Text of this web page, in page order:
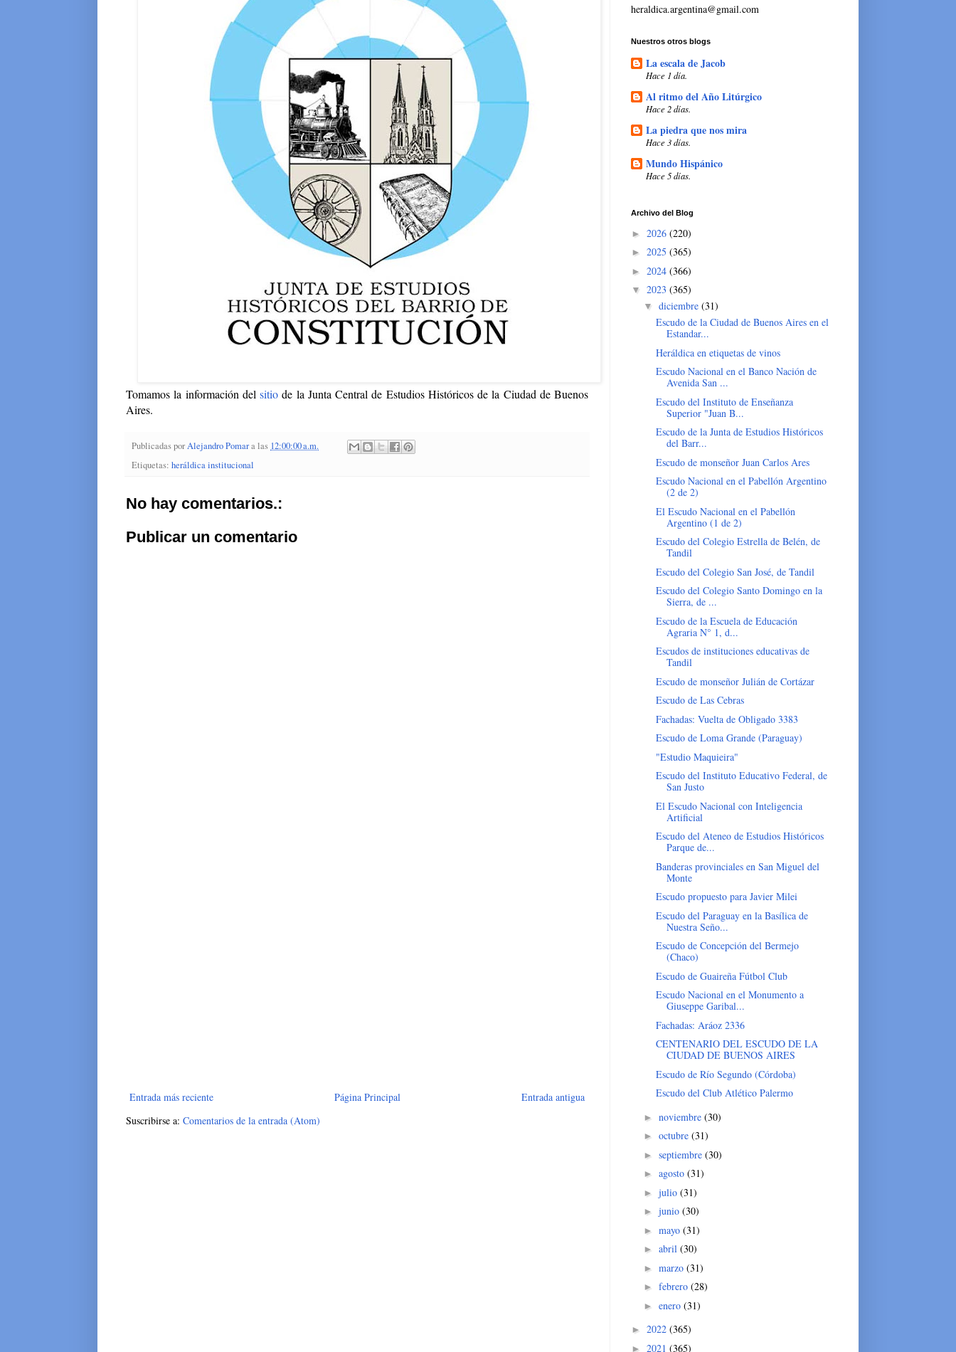
Tomamos la información del sitio de la Junta Central de Estudios Históricos de la Ciudad de Buenos
Aires.
Publicadas porAlejandro Pomara las 12:00:00 a.m.
Etiquetas: heráldica institucional
No hay comentarios.:
Publicar un comentario
Entrada más reciente Entrada antigua
Página Principal
Suscribirse a: Comentarios de la entrada (Atom)
heraldica.argentina@gmail.com
Nuestros otros blogs
La escala de Jacob
Hace 1 día.
Al ritmo del Año Litúrgico
Hace 2 días.
La piedra que nos mira
Hace 3 días.
Mundo Hispánico
Hace 5 días.
Archivo del Blog
► 2026 (220)
► 2025 (365)
► 2024 (366)
▼ 2023 (365)
▼ diciembre (31)
Escudo de la Ciudad de Buenos Aires en el
Estandar...
Heráldica en etiquetas de vinos
Escudo Nacional en el Banco Nación de
Avenida San ...
Escudo del Instituto de Enseñanza
Superior "Juan B...
Escudo de la Junta de Estudios Históricos
del Barr...
Escudo de monseñor Juan Carlos Ares
Escudo Nacional en el Pabellón Argentino
(2 de 2)
El Escudo Nacional en el Pabellón
Argentino (1 de 2)
Escudo del Colegio Estrella de Belén, de
Tandil
Escudo del Colegio San José, de Tandil
Escudo del Colegio Santo Domingo en la
Sierra, de ...
Escudo de la Escuela de Educación
Agraria N° 1, d...
Escudos de instituciones educativas de
Tandil
Escudo de monseñor Julián de Cortázar
Escudo de Las Cebras
Fachadas: Vuelta de Obligado 3383
Escudo de Loma Grande (Paraguay)
"Estudio Maquieira"
Escudo del Instituto Educativo Federal, de
San Justo
El Escudo Nacional con Inteligencia
Artificial
Escudo del Ateneo de Estudios Históricos
Parque de...
Banderas provinciales en San Miguel del
Monte
Escudo propuesto para Javier Milei
Escudo del Paraguay en la Basílica de
Nuestra Seño...
Escudo de Concepción del Bermejo
(Chaco)
Escudo de Guaireña Fútbol Club
Escudo Nacional en el Monumento a
Giuseppe Garibal...
Fachadas: Aráoz 2336
CENTENARIO DEL ESCUDO DE LA
CIUDAD DE BUENOS AIRES
Escudo de Río Segundo (Córdoba)
Escudo del Club Atlético Palermo
► noviembre (30)
► octubre (31)
► septiembre (30)
► agosto (31)
► julio (31)
► junio (30)
► mayo (31)
► abril (30)
► marzo (31)
► febrero (28)
► enero (31)
► 2022 (365)
► 2021 (365)